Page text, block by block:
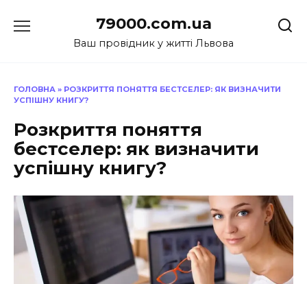
до
79000.com.ua
Ваш провідник у житті Львова
ГОЛОВНА » РОЗКРИТТЯ ПОНЯТТЯ БЕСТСЕЛЕР: ЯК ВИЗНАЧИТИ
УСПІШНУ КНИГУ?
Розкриття поняття
бестселер: як визначити
успішну книгу?